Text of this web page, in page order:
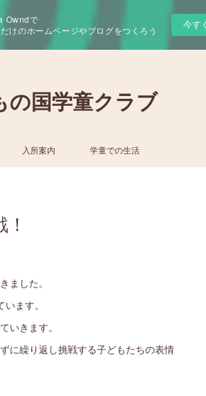
Owndで
けのホームページやブログをつくろう
今す
の国学童クラブ
入所案内 学童での生活
ました。
ます。
いきます。
に繰り返し挑戦する子どもたちの表情